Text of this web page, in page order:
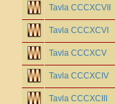
Tavla CCCXCVII
Tavla CCCXCVI
Tavla CCCXCV
Tavla CCCXCIV
Tavla CCCXCIII